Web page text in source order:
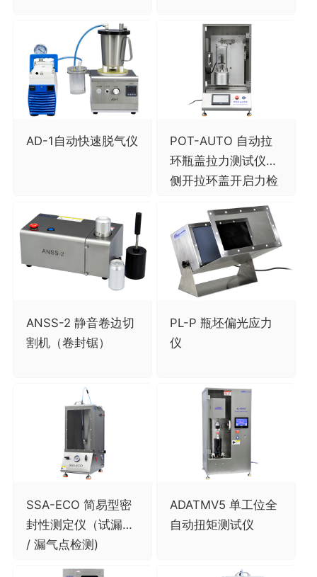
AD-1自动快速脱气仪
POT-AUTO 自动拉
环瓶盖拉力测试仪，
侧开拉环盖开启力检
ANSS-2 静音卷边切
割机（卷封锯）
PL-P 瓶坯偏光应力
仪
SSA-ECO 简易型密
封性测定仪（试漏仪
/ 漏气点检测)
ADATMV5 单工位全
自动扭矩测试仪